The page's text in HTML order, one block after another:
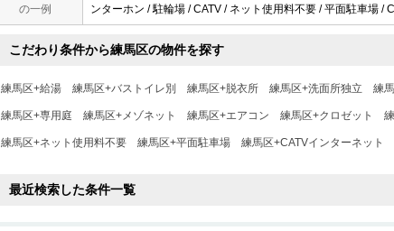
の一例
ンターホン / 駐輪場 / CATV / ネット使用料不要 / 平面駐車場 /
こだわり条件から練馬区の物件を探す
練馬区+給湯 練馬区+バストイレ別 練馬区+脱衣所 練馬区+洗面所独立 練
練馬区+専用庭 練馬区+メゾネット 練馬区+エアコン 練馬区+クロゼット
練馬区+ネット使用料不要 練馬区+平面駐車場 練馬区+CATVインターネット
最近検索した条件一覧